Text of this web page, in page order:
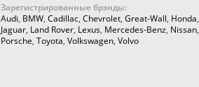
Зарегистрированные брэнды:
Audi, BMW, Cadillac, Chevrolet, Great-Wall, Honda,
Jaguar, Land Rover, Lexus, Mercedes-Benz, Nissan,
Porsche, Toyota, Volkswagen, Volvo